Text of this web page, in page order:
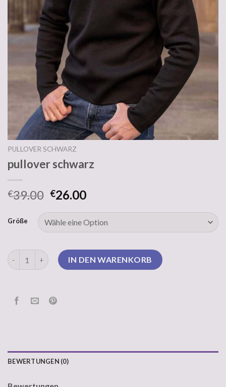
PULLOVER SCHWARZ
pullover schwarz
€39.00 €26.00
Größe
pullover schwarz MengeIN DEN WARENKORB
BEWERTUNGEN (0)